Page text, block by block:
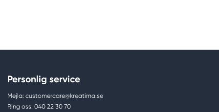
Personlig service
Mejla: customercare@kreatima.se
Ring oss: 040 22 30 70